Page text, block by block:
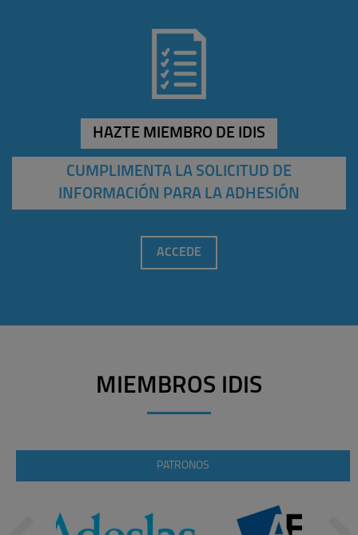
HAZTE MIEMBRO DE IDIS
CUMPLIMENTA LA SOLICITUD DE
INFORMACIÓN PARA LA ADHESIÓN
ACCEDE
MIEMBROS IDIS
PATRONOS